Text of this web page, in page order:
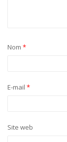
Nom *
E-mail *
Site web